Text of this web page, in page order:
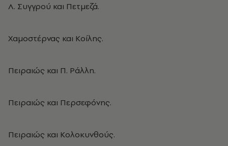
Λ. Συγγρού και Πετμεζά.
Χαμοστέρνας και Κοίλης.
Πειραιώς και Π. Ράλλη.
Πειραιώς και Περσεφόνης.
Πειραιώς και Κολοκυνθούς.